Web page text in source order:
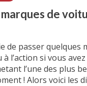
de
de passer quelques
l’action si vous avez
l’une des plus
! Alors voici les